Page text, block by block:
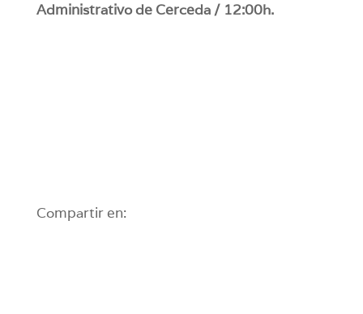
Administrativo de Cerceda / 12:00h.
Compartir en: